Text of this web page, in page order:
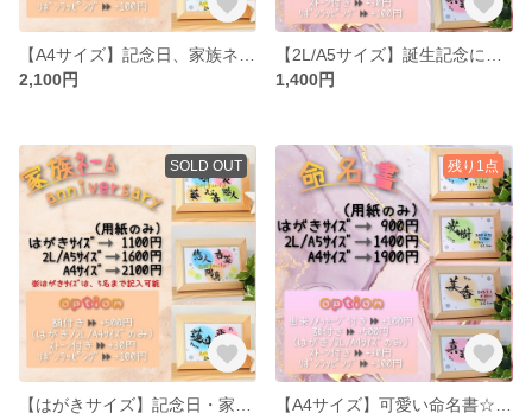
2,100円
1,400円
SOLD OUT 残り1点